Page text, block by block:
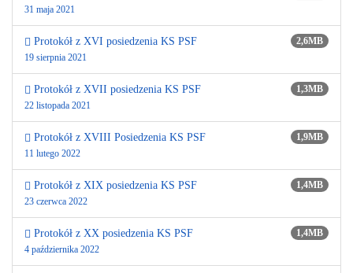
31 maja 2021
2,6MB
Protokół z XVI posiedzenia KS PSF
19 sierpnia 2021
1,3MB
Protokół z XVII posiedzenia KS PSF
22 listopada 2021
1,9MB
Protokół z XVIII Posiedzenia KS PSF
11 lutego 2022
1,4MB
Protokół z XIX posiedzenia KS PSF
23 czerwca 2022
1,4MB
Protokół z XX posiedzenia KS PSF
4 października 2022